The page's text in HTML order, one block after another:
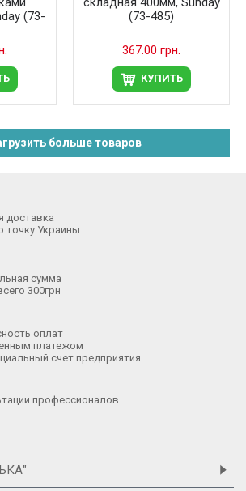
(73-
(73-485)
367.00 грн.
КУПИТЬ
больше товаров
доставка
точку Украины
сумма
300грн
оплат
платежом
счет предприятия
профессионалов